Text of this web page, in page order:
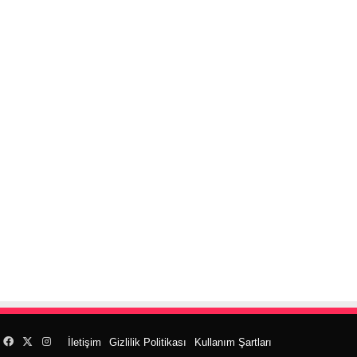
İletişim Gizlilik Politikası Kullanım Şartları
Facebook
X Instagram